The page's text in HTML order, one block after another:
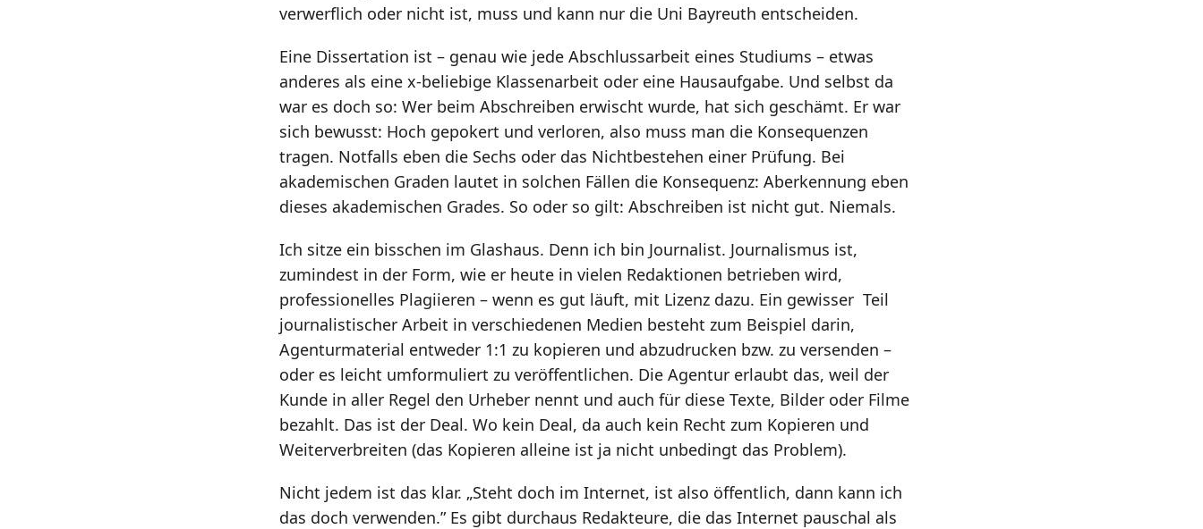
verwerflich oder nicht ist, muss und kann nur die Uni Bayreuth entscheiden.
Eine Dissertation ist – genau wie jede Abschlussarbeit eines Studiums – etwas
anderes als eine x-beliebige Klassenarbeit oder eine Hausaufgabe. Und selbst da
war es doch so: Wer beim Abschreiben erwischt wurde, hat sich geschämt. Er war
sich bewusst: Hoch gepokert und verloren, also muss man die Konsequenzen
tragen. Notfalls eben die Sechs oder das Nichtbestehen einer Prüfung. Bei
akademischen Graden lautet in solchen Fällen die Konsequenz: Aberkennung eben
dieses akademischen Grades. So oder so gilt: Abschreiben ist nicht gut. Niemals.
Ich sitze ein bisschen im Glashaus. Denn ich bin Journalist. Journalismus ist,
zumindest in der Form, wie er heute in vielen Redaktionen betrieben wird,
professionelles Plagiieren – wenn es gut läuft, mit Lizenz dazu. Ein gewisser Teil
journalistischer Arbeit in verschiedenen Medien besteht zum Beispiel darin,
Agenturmaterial entweder 1:1 zu kopieren und abzudrucken bzw. zu versenden –
oder es leicht umformuliert zu veröffentlichen. Die Agentur erlaubt das, weil der
Kunde in aller Regel den Urheber nennt und auch für diese Texte, Bilder oder Filme
bezahlt. Das ist der Deal. Wo kein Deal, da auch kein Recht zum Kopieren und
Weiterverbreiten (das Kopieren alleine ist ja nicht unbedingt das Problem).
Nicht jedem ist das klar. „Steht doch im Internet, ist also öffentlich, dann kann ich
das doch verwenden.” Es gibt durchaus Redakteure, die das Internet pauschal als